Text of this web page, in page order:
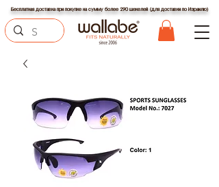
Бесплатная доставка при покупке на сумму более 290 шекелей (для доставки по Израилю)